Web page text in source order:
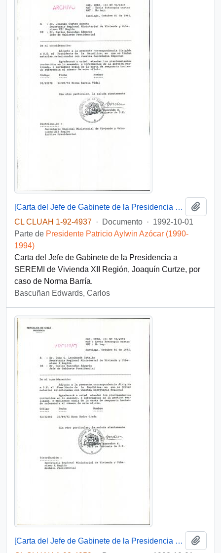
[Carta del Jefe de Gabinete de la Presidencia a SEREMI de Vivienda XII Región]
CL CLUAH 1-92-4937 · Documento · 1992-10-01
Parte de Presidente Patricio Aylwin Azócar (1990-
1994)
Carta del Jefe de Gabinete de la Presidencia a
SEREMI de Vivienda XII Región, Joaquín Curtze, por
caso de Norma Barría.
Bascuñan Edwards, Carlos
[Carta del Jefe de Gabinete de la Presidencia a SEREMI de Vivienda X Región]